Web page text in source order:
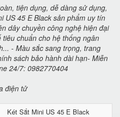
tiện dụng, dễ dàng sử dụng,
US 45 E Black sản phẩm uy tín
dây chuyền công nghệ hiện đại
chuẩn cho hệ thống ngân
- Màu sắc sang trọng, trang
sách bảo hành dài hạn- Miễn
24/7: 0982770404
Két Sắt Mini US 45 E Black